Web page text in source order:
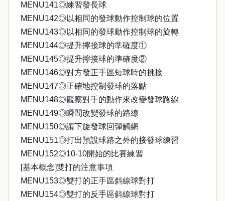
MENU141◎練習發長球
MENU142◎以相同的發球動作控制球的位置
MENU143◎以相同的發球動作控制球的旋轉
MENU144◎提升擰接球的準確度①
MENU145◎提升擰接球的準確度②
MENU146◎對方發正手區短球時的挑接
MENU147◎正確地控制發球的落點
MENU148◎觀察對手的動作來改變發球路線
MENU149◎瞬間改變發球的路線
MENU150◎讓下旋發球回彈觸網
MENU151◎打出預設球路之外的接發球練習
MENU152◎10-10開始的比賽練習
[基本概念]雙打的注意事項
MENU153◎雙打的正手區斜線球對打
MENU154◎雙打的反手區斜線球對打